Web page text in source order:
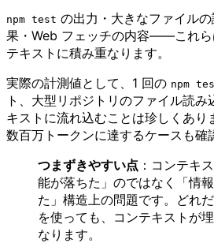
npm test の出力・大きなファイルの
果・Web フェッチの内容——これら
テキストに積み重なります。
実際の計測値として、1 回の npm
ト、大型リポジトリのファイル読
キストに流れ込むことは珍しくあり
数百万トークンに達するケースも確
つまずきやすい点 ：コンテキ
能が落ちた」のではなく「情
た」構造上の問題です。どれ
を使っても、コンテキストが
なります。